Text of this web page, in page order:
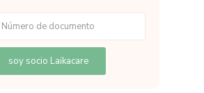
soy socio Laikacare